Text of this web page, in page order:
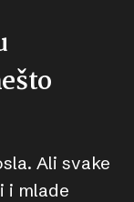
Ali svake
i mlade